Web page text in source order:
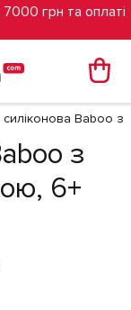
грн та оплаті
силіконова Baboo
з
6+